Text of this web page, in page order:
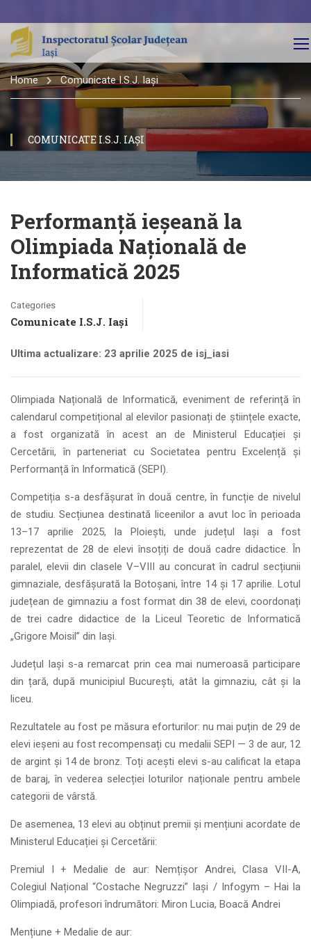
Home Comunicate I.S.J. Iași
COMUNICATE I.S.J. IAȘI
Performanță ieșeană la
Olimpiada Națională de
Informatică 2025
Categories
Comunicate I.S.J. Iași
Ultima actualizare: 23 aprilie 2025 de isj_iasi
Olimpiada Națională de Informatică, eveniment de referință în
calendarul competițional al elevilor pasionați de științele exacte,
a fost organizată în acest an de Ministerul Educației și
Cercetării, în parteneriat cu Societatea pentru Excelență și
Performanță în Informatică (SEPI).
Competiția s-a desfășurat în două centre, în funcție de nivelul
de studiu. Secțiunea destinată liceenilor a avut loc în perioada
13–17 aprilie 2025, la Ploiești, unde județul Iași a fost
reprezentat de 28 de elevi însoțiți de două cadre didactice. În
paralel, elevii din clasele V–VIII au concurat în cadrul secțiunii
gimnaziale, desfășurată la Botoșani, între 14 și 17 aprilie. Lotul
județean de gimnaziu a fost format din 38 de elevi, coordonați
de trei cadre didactice de la Liceul Teoretic de Informatică
„Grigore Moisil” din Iași.
Județul Iași s-a remarcat prin cea mai numeroasă participare
din țară, după municipiul București, atât la gimnaziu, cât și la
liceu.
Rezultatele au fost pe măsura eforturilor: nu mai puțin de 29 de
elevi ieșeni au fost recompensați cu medalii SEPI — 3 de aur, 12
de argint și 14 de bronz. Toți acești elevi s-au calificat la etapa
de baraj, în vederea selecției loturilor naționale pentru ambele
categorii de vârstă.
De asemenea, 13 elevi au obținut premii și mențiuni acordate de
Ministerul Educației și Cercetării:
Premiul I + Medalie de aur: Nemțișor Andrei, Clasa VII-A,
Colegiul Național “Costache Negruzzi” Iași / Infogym – Hai la
Olimpiadă, profesori îndrumători: Miron Lucia, Boacă Andrei
Mențiune + Medalie de aur: